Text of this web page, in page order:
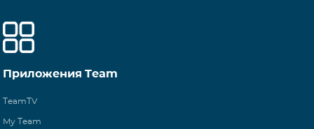
Приложения Team
TeamTV
My Team